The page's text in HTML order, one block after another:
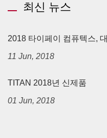
최신 뉴스
2018 타이페이 컴퓨텍스,
11 Jun, 2018
TITAN 2018년 신제품
01 Jun, 2018